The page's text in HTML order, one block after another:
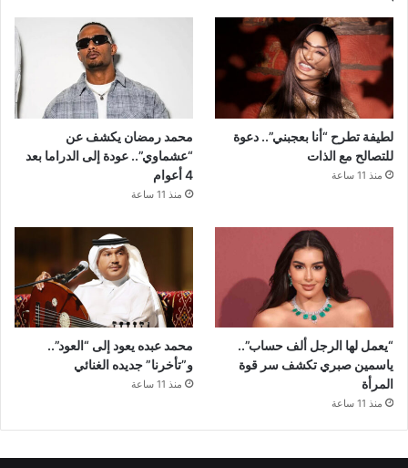
لطيفة تطرح “أنا بعجبني”.. دعوة
للتصالح مع الذات
منذ 11 ساعة
محمد رمضان يكشف عن
“عشماوي”.. عودة إلى الدراما بعد
4 أعوام
منذ 11 ساعة
“يعمل لها الرجل ألف حساب”..
ياسمين صبري تكشف سر قوة
المرأة
منذ 11 ساعة
محمد عبده يعود إلى “العود”..
و”تأخرنا” جديده الغنائي
منذ 11 ساعة